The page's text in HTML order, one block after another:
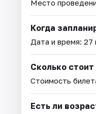
Место
Когда
Дата и время: 27
Сколько стоит
Стоимость
Есть ли